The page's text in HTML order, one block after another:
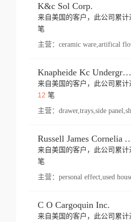
K&c Sol Corp.
来自美国的客户，此公司累计
笔
主营： ceramic ware,artifical
Knapheide Kc Underground
来自美国的客户，此公司累计
12 笔
主营：
Russell James
来自美国的客户，此公司累计
笔
主营：
C O Cargoquin Inc.
来自美国的客户，此公司累计